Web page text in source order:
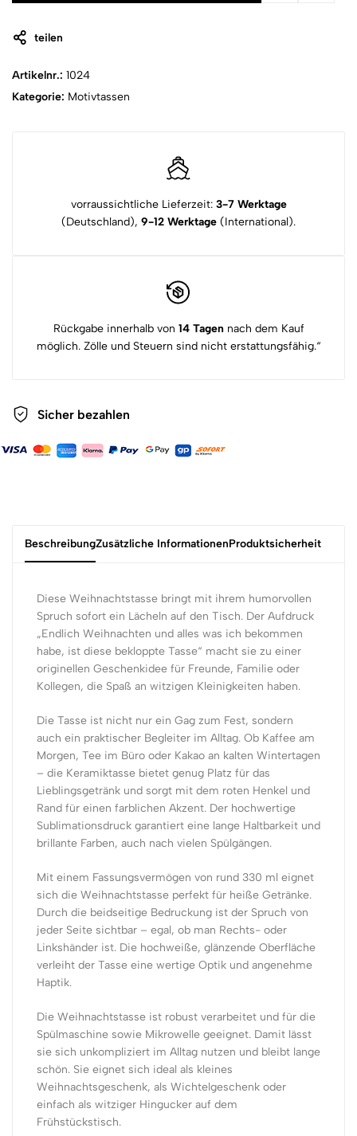
teilen
Artikelnr.: 1024
Kategorie: Motivtassen
vorraussichtliche Lieferzeit: 3-7 Werktage
(Deutschland), 9-12 Werktage (International).
Rückgabe innerhalb von 14 Tagennach dem Kauf
möglich. Zölle und Steuern sind nicht erstattungsfähig.“
Sicher bezahlen
BeschreibungZusätzliche InformationenProduktsicherheit
Diese Weihnachtstasse bringt mit ihrem humorvollen
Spruch sofort ein Lächeln auf den Tisch. Der Aufdruck
„Endlich Weihnachten und alles was ich bekommen
habe, ist diese bekloppte Tasse“ macht sie zu einer
originellen Geschenkidee für Freunde, Familie oder
Kollegen, die Spaß an witzigen Kleinigkeiten haben.
Die Tasse ist nicht nur ein Gag zum Fest, sondern
auch ein praktischer Begleiter im Alltag. Ob Kaffee am
Morgen, Tee im Büro oder Kakao an kalten Wintertagen
– die Keramiktasse bietet genug Platz für das
Lieblingsgetränk und sorgt mit dem roten Henkel und
Rand für einen farblichen Akzent. Der hochwertige
Sublimationsdruck garantiert eine lange Haltbarkeit und
brillante Farben, auch nach vielen Spülgängen.
Mit einem Fassungsvermögen von rund 330 ml eignet
sich die Weihnachtstasse perfekt für heiße Getränke.
Durch die beidseitige Bedruckung ist der Spruch von
jeder Seite sichtbar – egal, ob man Rechts- oder
Linkshänder ist. Die hochweiße, glänzende Oberfläche
verleiht der Tasse eine wertige Optik und angenehme
Haptik.
Die Weihnachtstasse ist robust verarbeitet und für die
Spülmaschine sowie Mikrowelle geeignet. Damit lässt
sie sich unkompliziert im Alltag nutzen und bleibt lange
schön. Sie eignet sich ideal als kleines
Weihnachtsgeschenk, als Wichtelgeschenk oder
einfach als witziger Hingucker auf dem
Frühstückstisch.